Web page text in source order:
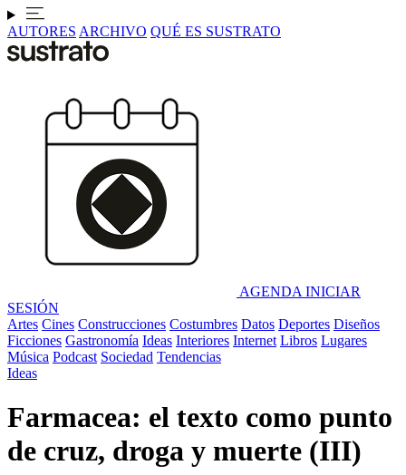
AUTORES ARCHIVO QUÉ ES SUSTRATO
AGENDA INICIAR
SESIÓN
Artes Cines Construcciones Costumbres Datos Deportes Diseños
Ficciones Gastronomía Ideas Interiores Internet Libros Lugares
Música Podcast Sociedad Tendencias
Ideas
Farmacea: el texto como punto
de cruz, droga y muerte (III)